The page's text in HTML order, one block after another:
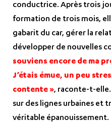
conductrice. Après trois
formation de trois mois,
gabarit du car, gérer la
développer de nouvelles
souviens encore de ma
J’étais émue, un peu
contente », raconte-t-
sur des lignes urbaines et
véritable épanouissement.